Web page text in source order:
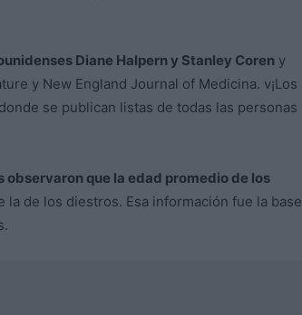
Diane Halpern y Stanley Coren y
y New England Journal of Medicina. v¡Los
se publican listas de todas las personas
observaron que la edad promedio de los
la de los diestros. Esa información fue la base